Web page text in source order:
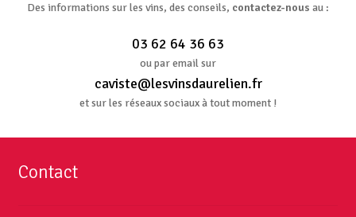
Des informations sur les vins, des conseils, contactez-nous au :
03 62 64 36 63
ou par email sur
caviste@lesvinsdaurelien.fr
et sur les réseaux sociaux à tout moment !
Contact